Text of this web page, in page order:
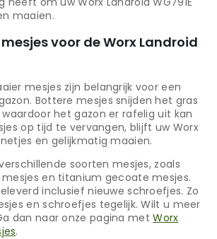
maaien.
voor de Worx Landroid
mesjes zijn belangrijk voor een
Bottere mesjes snijden het gras
het gazon er rafelig uit kan
op tijd te vervangen, blijft uw Worx
netjes en gelijkmatig maaien.
soorten mesjes, zoals
en titanium gecoate mesjes.
inclusief nieuwe schroefjes. Zo
en schroefjes tegelijk. Wilt u meer
dan naar onze pagina metWorx
.